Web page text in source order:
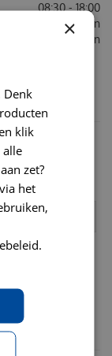
08:30 - 18:00
Gesloten
Gesloten
×
Denk
klik
alle
zet?
het